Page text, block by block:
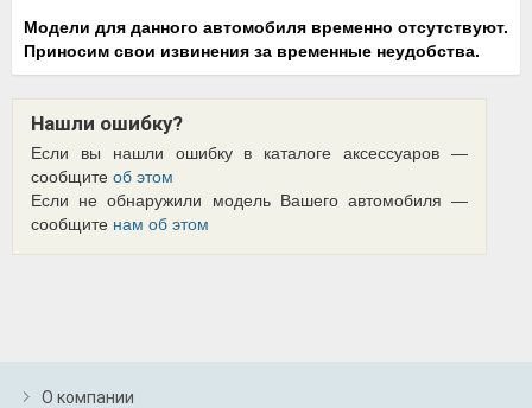
Модели для данного автомобиля временно отсутствуют.
Приносим свои извинения за временные неудобства.
Нашли ошибку?
Если вы нашли ошибку в каталоге аксессуаров —
сообщите об этом
Если не обнаружили модель Вашего автомобиля —
сообщите нам об этом
О компании